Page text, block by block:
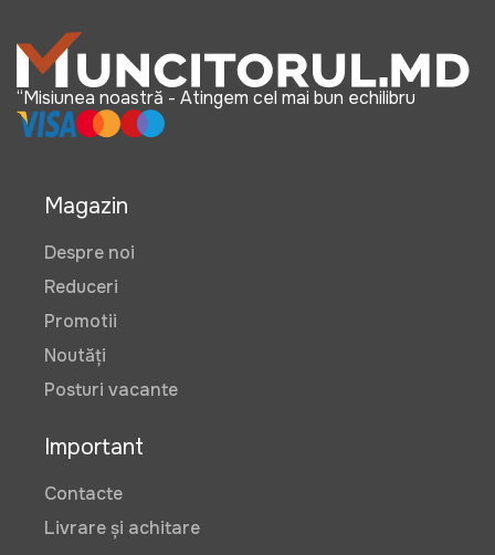
“Misiunea noastră - Atingem cel mai bun echilibru
Magazin
Despre noi
Reduceri
Promotii
Noutăți
Posturi vacante
Important
Contacte
Livrare și achitare